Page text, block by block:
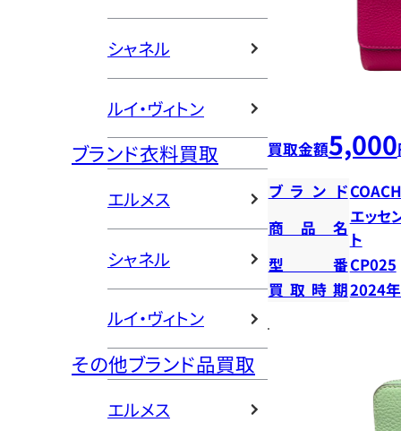
シャネル
ルイ・ヴィトン
ブランド衣料買取
エルメス
シャネル
ルイ・ヴィトン
その他ブランド品買取
エルメス
買取金額5,000
ブランドCOACH
商品名
エッセ
ト
型番CP025
買取時期2024